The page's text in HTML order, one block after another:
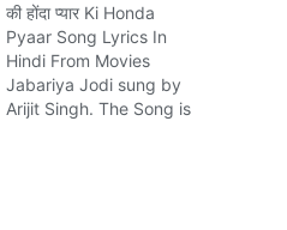
की होंदा प्यार Ki Honda
Pyaar Song Lyrics In
Hindi From Movies
Jabariya Jodi sung by
Arijit Singh. The Song is